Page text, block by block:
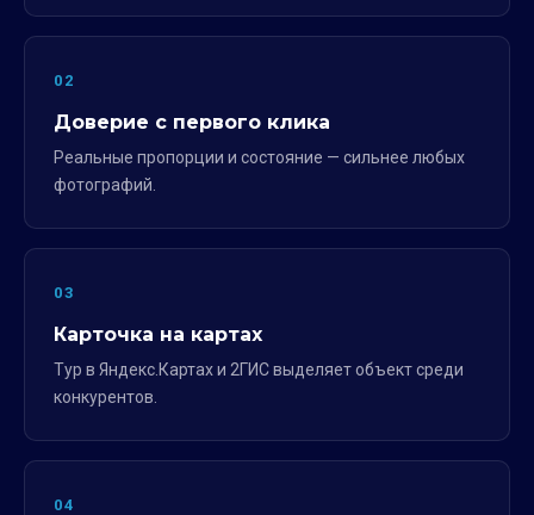
02
Доверие с первого клика
Реальные пропорции и состояние — сильнее любых
фотографий.
03
Карточка на картах
Тур в Яндекс.Картах и 2ГИС выделяет объект среди
конкурентов.
04